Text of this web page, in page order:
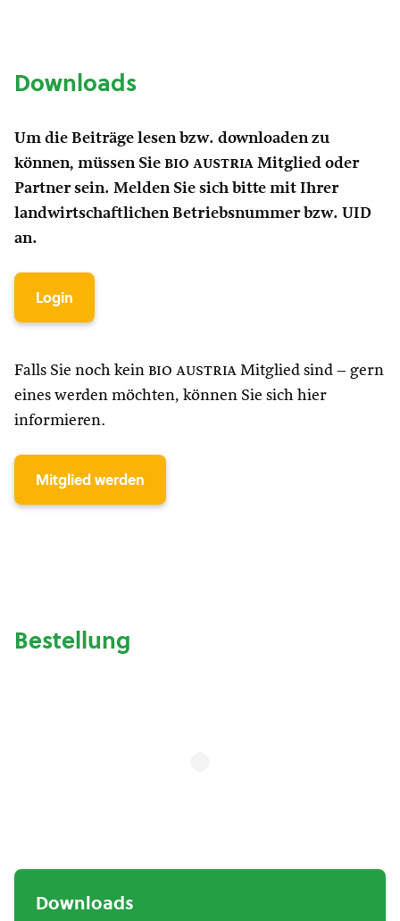
Downloads
Um die Beiträge lesen bzw. downloaden zu
können, müssen Sie bio austria Mitglied oder
Partner sein. Melden Sie sich bitte mit Ihrer
landwirtschaftlichen Betriebsnummer bzw. UID
an.
Login
Falls Sie noch kein bio austria Mitglied sind – gern
eines werden möchten, können Sie sich hier
informieren.
Mitglied werden
Bestellung
Downloads